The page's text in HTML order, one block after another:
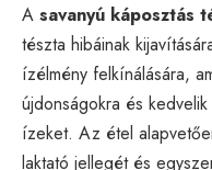
A savanyú káposztás
tészta hibáinak
ízélmény felkínálására,
újdonságokra és
ízeket. Az étel
laktató jellegét és